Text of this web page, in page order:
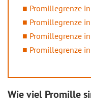
Promillegrenze
Promillegrenze
Promillegrenze
Promillegrenze
Wie viel Promille